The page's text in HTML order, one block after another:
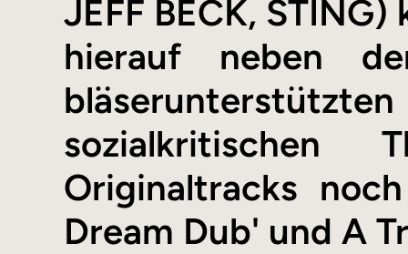
JEFF BECK,
hierauf neben
sozialkritischen
Originaltracks
Dream Dub' und A